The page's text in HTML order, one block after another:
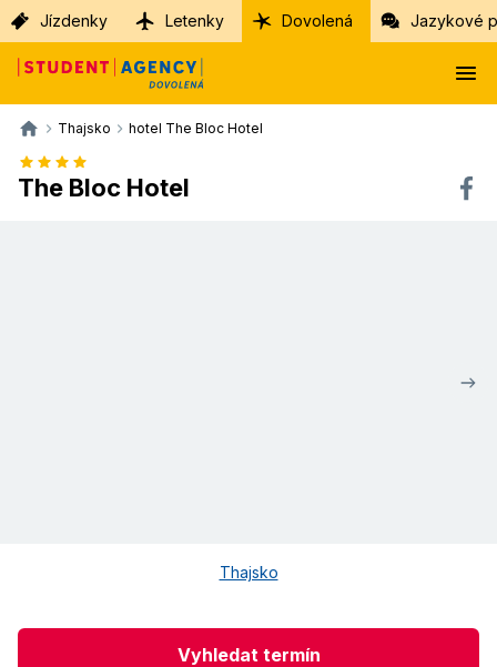
Jízdenky Letenky Dovolená Jazykové
Thajsko hotel The Bloc Hotel
The Bloc Hotel
Thajsko
Vyhledat termín